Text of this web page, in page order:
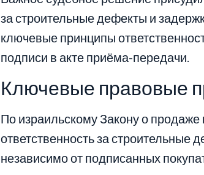
за строительные дефекты и
ключевые принципы
подписи в акте приёма-передачи.
Ключевые правовые
По израильскому Закону о продаже
ответственность за строительные
независимо от подписанных